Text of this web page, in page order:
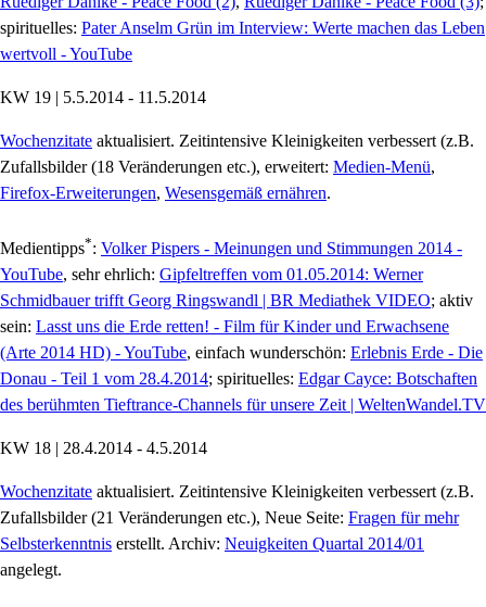
spirituelles: Pater Anselm Grün im Interview: Werte machen das Leben
wertvoll - YouTube
KW 19 | 5.5.2014 - 11.5.2014
Wochenzitate aktualisiert. Zeitintensive Kleinigkeiten verbessert (z.B.
Zufallsbilder (18 Veränderungen etc.), erweitert: Medien-Menü,
Firefox-Erweiterungen, Wesensgemäß ernähren.
Medientipps*: Volker Pispers - Meinungen und Stimmungen 2014 -
YouTube, sehr ehrlich: Gipfeltreffen vom 01.05.2014: Werner
Schmidbauer trifft Georg Ringswandl | BR Mediathek VIDEO; aktiv
sein: Lasst uns die Erde retten! - Film für Kinder und Erwachsene
(Arte 2014 HD) - YouTube, einfach wunderschön: Erlebnis Erde - Die
Donau - Teil 1 vom 28.4.2014; spirituelles: Edgar Cayce: Botschaften
des berühmten Tieftrance-Channels für unsere Zeit | WeltenWandel.TV
KW 18 | 28.4.2014 - 4.5.2014
Wochenzitate aktualisiert. Zeitintensive Kleinigkeiten verbessert (z.B.
Zufallsbilder (21 Veränderungen etc.), Neue Seite: Fragen für mehr
Selbsterkenntnis erstellt. Archiv: Neuigkeiten Quartal 2014/01
angelegt.